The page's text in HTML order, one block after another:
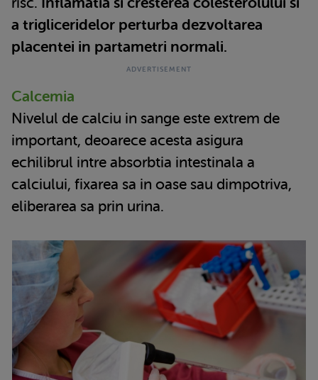
a trigliceridelor perturba dezvoltarea
placentei in partametri normali.
Calcemia
Nivelul de calciu in sange este extrem de
important, deoarece acesta asigura
echilibrul intre absorbtia intestinala a
calciului, fixarea sa in oase sau dimpotriva,
eliberarea sa prin urina.